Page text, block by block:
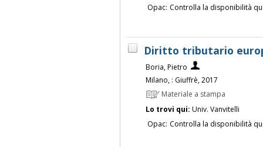
Opac: Controlla la disponibilità
Diritto tributario
Boria, Pietro
Milano, : Giuffrè, 2017
Materiale a stampa
Lo trovi qui: Univ. Vanvitelli
Opac: Controlla la disponibilità